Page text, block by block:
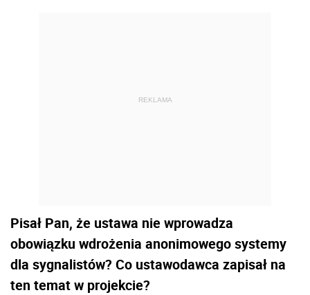
REKLAMA
Pisał Pan, że ustawa nie wprowadza
obowiązku wdrożenia anonimowego systemy
dla sygnalistów? Co ustawodawca zapisał na
ten temat w projekcie?